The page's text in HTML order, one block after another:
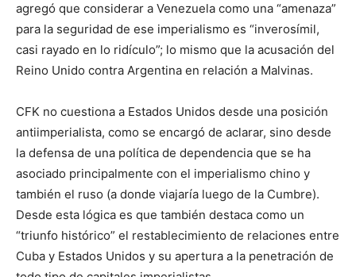
agregó que considerar a Venezuela como una “amenaza”
para la seguridad de ese imperialismo es “inverosímil,
casi rayado en lo ridículo”; lo mismo que la acusación del
Reino Unido contra Argentina en relación a Malvinas.
CFK no cuestiona a Estados Unidos desde una posición
antiimperialista, como se encargó de aclarar, sino desde
la defensa de una política de dependencia que se ha
asociado principalmente con el imperialismo chino y
también el ruso (a donde viajaría luego de la Cumbre).
Desde esta lógica es que también destaca como un
“triunfo histórico” el restablecimiento de relaciones entre
Cuba y Estados Unidos y su apertura a la penetración de